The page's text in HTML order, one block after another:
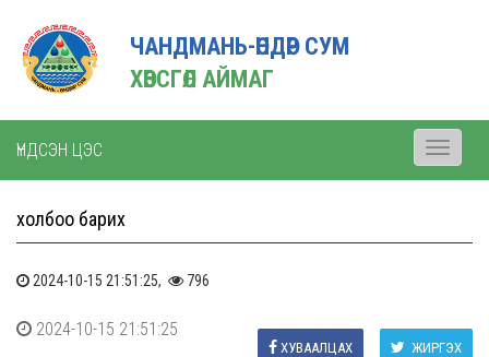
ЧАНДМАНЬ-ӨНДӨР СУМ
ХӨВСГӨЛ АЙМАГ
ҮНДСЭН ЦЭС
Toggle
холбоо барих
2024-10-15 21:51:25, 796
2024-10-15 21:51:25
ЖИРГЭХ
ХУВААЛЦАХ